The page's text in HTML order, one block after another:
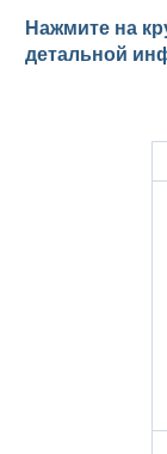
Нажмите на
детальной